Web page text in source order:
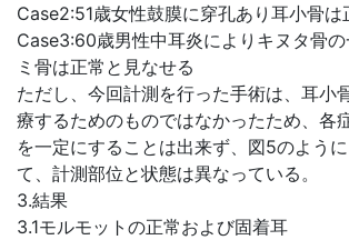
Case2:51歳女性鼓膜に穿孔あり耳小骨は
Case3:60歳男性中耳炎によりキヌタ骨
ミ骨は正常と見なせる
ただし、今回計測を行った手術は、耳小
療するためのものではなかったため、各
を一定にすることは出来ず、図5のよう
て、計測部位と状態は異なっている。
3.結果
3.1モルモットの正常および固着耳